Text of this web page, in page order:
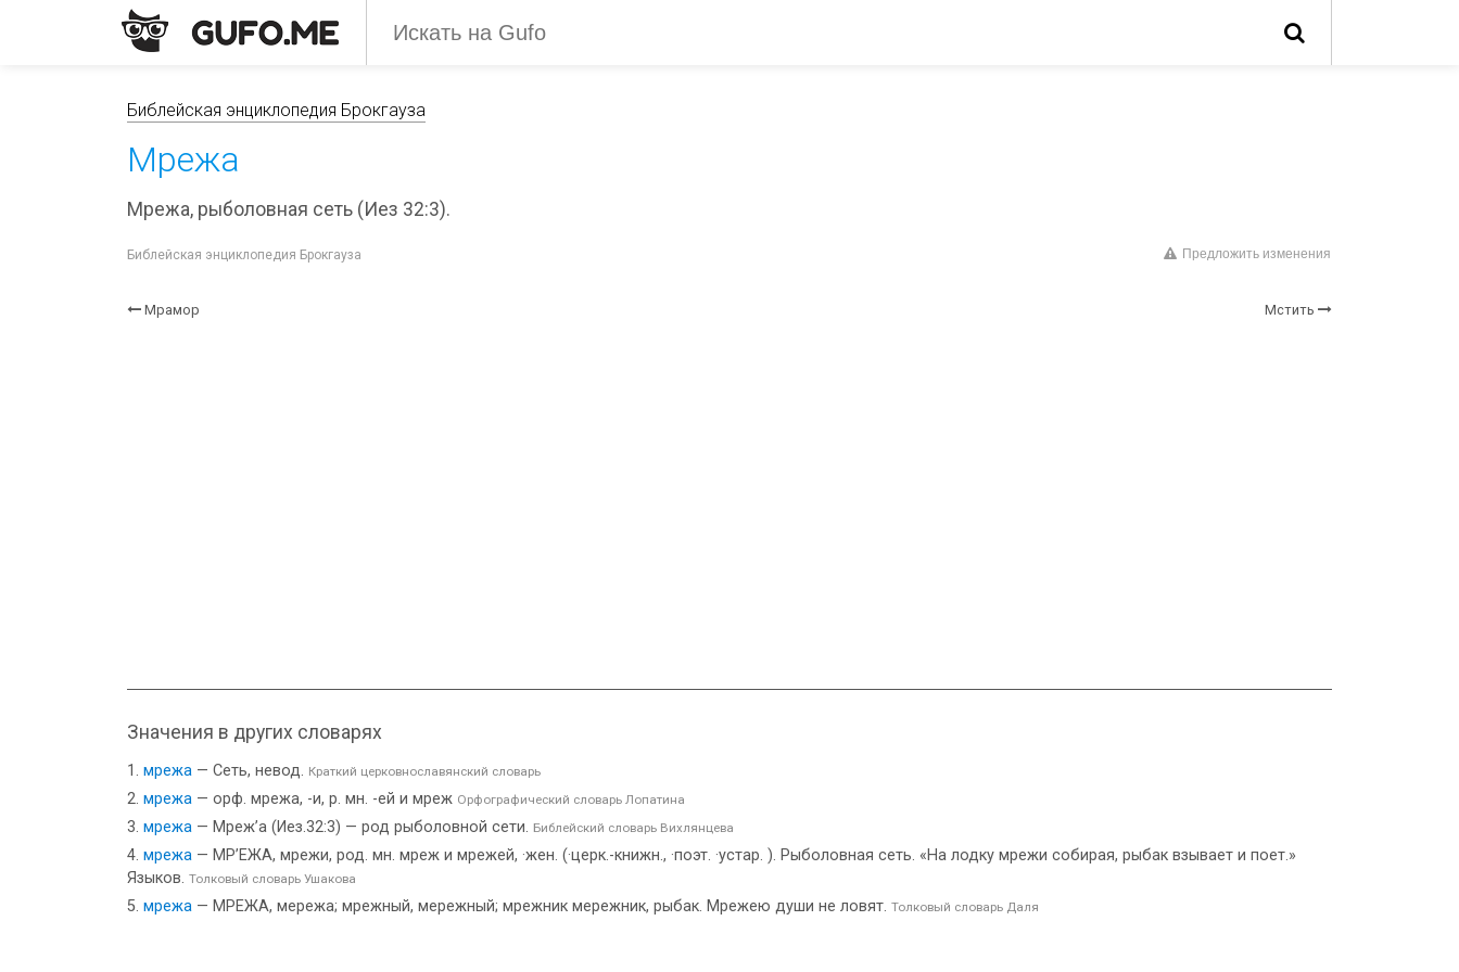
Библейская энциклопедия Брокгауза
Мрежа
Мрежа, рыболовная сеть (Иез 32:3).
Библейская энциклопедия Брокгауза Предложить изменения
Мрамор Мстить
Значения в других словарях
мрежа — Сеть, невод. Краткий церковнославянский словарь
мрежа — орф. мрежа, -и, р. мн. -ей и мреж Орфографический словарь Лопатина
мрежа — Мреж’а (Иез.32:3) — род рыболовной сети. Библейский словарь Вихлянцева
мрежа — МР’ЕЖА, мрежи, род. мн. мреж и мрежей, ·жен. (·церк.-книжн., ·поэт. ·устар. ). Рыболовная сеть. «На лодку мрежи собирая, рыбак взывает и поет.»
Языков. Толковый словарь Ушакова
мрежа — МРЕЖА, мережа; мрежный, мережный; мрежник мережник, рыбак. Мрежею души не ловят. Толковый словарь Даля